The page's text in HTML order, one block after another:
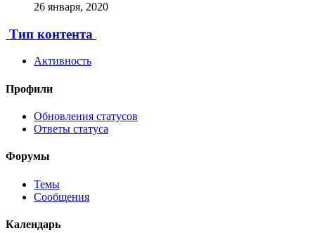
26 января, 2020
Тип контента
Активность
Профили
Обновления статусов
Ответы статуса
Форумы
Темы
Сообщения
Календарь